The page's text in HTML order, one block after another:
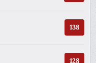
138
128